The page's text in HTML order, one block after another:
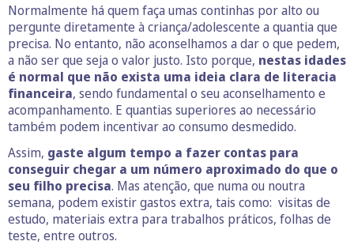
Normalmente há quem faça umas continhas por alto ou
pergunte diretamente à criança/adolescente a quantia que
precisa. No entanto, não aconselhamos a dar o que pedem,
a não ser que seja o valor justo. Isto porque, nestas idades
é normal que não exista uma ideia clara de literacia
financeira, sendo fundamental o seu aconselhamento e
acompanhamento. E quantias superiores ao necessário
também podem incentivar ao consumo desmedido.
Assim, gaste algum tempo a fazer contas para
conseguir chegar a um número aproximado do que o
seu filho precisa. Mas atenção, que numa ou noutra
semana, podem existir gastos extra, tais como: visitas de
estudo, materiais extra para trabalhos práticos, folhas de
teste, entre outros.